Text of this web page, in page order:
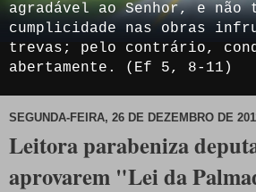
agradável ao Senhor, e não
cumplicidade nas obras
trevas; pelo contrário,
abertamente. (Ef 5, 8-11)
SEGUNDA-FEIRA, 26 DE DEZEMBRO DE
Leitora parabeniza
aprovarem "Lei da